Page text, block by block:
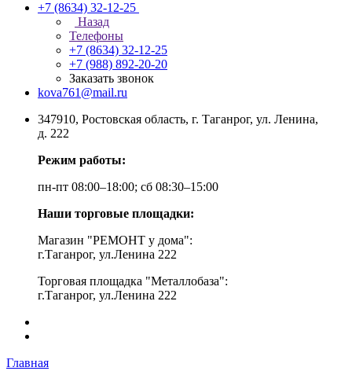
+7 (8634) 32-12-25
Назад
Телефоны
+7 (8634) 32-12-25
+7 (988) 892-20-20
Заказать звонок
kova761@mail.ru
347910, Ростовская область, г. Таганрог, ул. Ленина,
д. 222
Режим работы:
пн-пт 08:00–18:00; сб 08:30–15:00
Наши торговые площадки:
Магазин "РЕМОНТ у дома":
г.Таганрог, ул.Ленина 222
Торговая площадка "Металлобаза":
г.Таганрог, ул.Ленина 222
Главная